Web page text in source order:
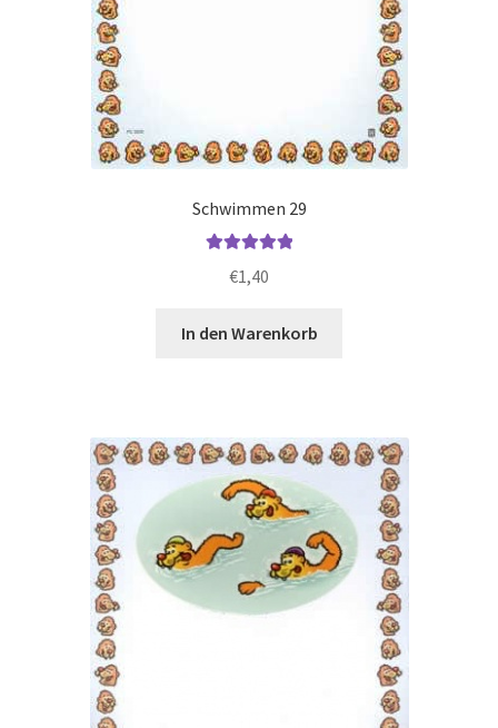
Kinder Kegeln/Bowling
Kinder Laufen
Kinder Motorsport
Kinder Ski & Snowboard
Kinder Tennis/Squash
Kinder Tischtennis
Kinder Turnen
Kinder Volleyball
Schwimmen 29
von 5
€1,40
In den Warenkorb